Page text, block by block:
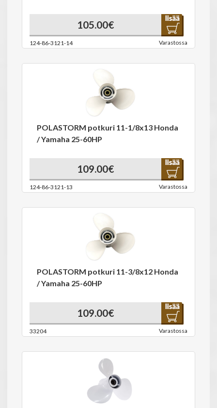
105.00€
124-86-3121-14 Varastossa
POLASTORM potkuri 11-1/8x13 Honda
/ Yamaha 25-60HP
109.00€
124-86-3121-13 Varastossa
POLASTORM potkuri 11-3/8x12 Honda
/ Yamaha 25-60HP
109.00€
33204 Varastossa